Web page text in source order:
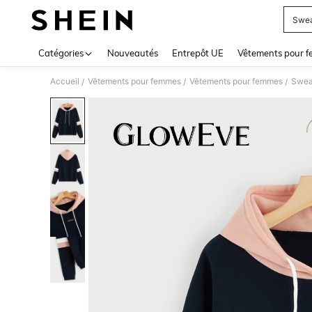
Catégories Nouveautés Entrepôt UE Vêtements pour
Accueil / Vêtements pour femmes / Vêtements pour femmes /